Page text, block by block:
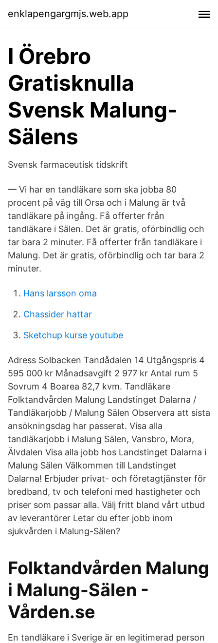
enklapengargmjs.web.app
I Örebro
Gratisknulla
Svensk Malung-
Sälens
Svensk farmaceutisk tidskrift
— Vi har en tandläkare som ska jobba 80
procent på väg till Orsa och i Malung är två
tandläkare på ingång. Få offerter från
tandläkare i Sälen. Det är gratis, oförbindlig och
tar bara 2 minuter. Få offerter från tandläkare i
Malung. Det är gratis, oförbindlig och tar bara 2
minuter.
Hans larsson oma
Chassider hattar
Sketchup kurse youtube
Adress Solbacken Tandådalen 14 Utgångspris 4
595 000 kr Månadsavgift 2 977 kr Antal rum 5
Sovrum 4 Boarea 82,7 kvm. Tandläkare
Folktandvården Malung Landstinget Dalarna /
Tandläkarjobb / Malung Sälen Observera att sista
ansökningsdag har passerat. Visa alla
tandläkarjobb i Malung Sälen, Vansbro, Mora,
Älvdalen Visa alla jobb hos Landstinget Dalarna i
Malung Sälen Välkommen till Landstinget
Dalarna! Erbjuder privat- och företagtjänster för
bredband, tv och telefoni med hastigheter och
priser som passar alla. Välj fritt bland vårt utbud
av leverantörer Letar du efter jobb inom
sjukvården i Malung-Sälen?
Folktandvården Malung
i Malung-Sälen -
Vården.se
En tandläkare i Sverige är en legitimerad person